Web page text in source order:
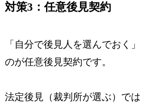
対策3：任意後見契約
「自分で後見人を選んでおく」
のが任意後見契約です。
法定後見（裁判所が選ぶ）では